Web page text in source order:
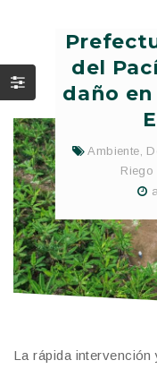
del
daño
Ambiente,
Riego
La rápida